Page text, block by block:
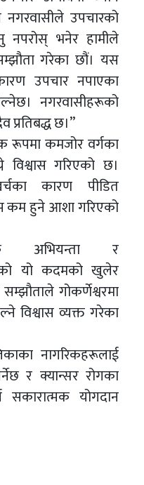
उपचारको
नपरोस् भनेर हामीले
गरेका छौं। यस
उपचार नपाएका
नगरवासीहरूको
प्रतिबद्ध छ।”
रूपमा कमजोर वर्गका
गरिएको छ।
कारण पीडित
कम हुने आशा गरिएको
अभियन्ता र
यो कदमको खुलेर
गोकर्णेश्वरमा
विश्वास व्यक्त गरेका
नागरिकहरूलाई
र क्यान्सर रोगका
योगदान